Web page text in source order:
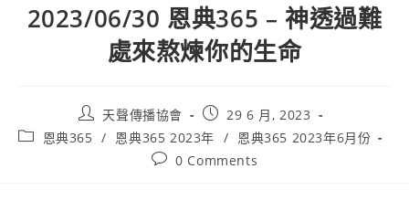
2023/06/30 恩典365 – 神透過難
處來熬煉你的生命
天聲傳播協會
29 6 月, 2023
恩典365 / 恩典365 2023年 /
恩典365 2023年6月份
0 Comments